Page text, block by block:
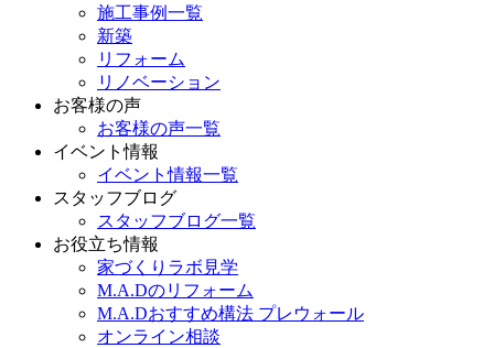
施工事例一覧
新築
リフォーム
リノベーション
お客様の声
お客様の声一覧
イベント情報
イベント情報一覧
スタッフブログ
スタッフブログ一覧
お役立ち情報
家づくりラボ見学
M.A.Dのリフォーム
M.A.Dおすすめ構法 プレウォール
オンライン相談